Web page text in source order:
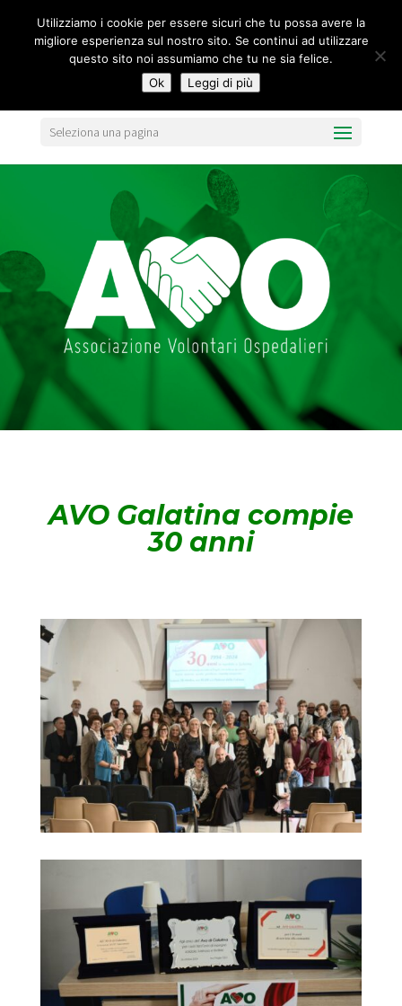
Seleziona una pagina
AVO Galatina compie
30 anni
Utilizziamo i cookie per essere sicuri che tu possa avere la
migliore esperienza sul nostro sito. Se continui ad utilizzare
questo sito noi assumiamo che tu ne sia felice.
Ok
Leggi di più